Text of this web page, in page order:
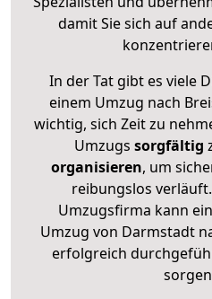
damit Sie sich auf
In der Tat gibt es viele
einem Umzug nach
wichtig, sich Zeit zu
Umzugs sorgfältig
organisieren, um
reibungslos
Umzugsfirma kann
Umzug von Darmstadt
erfolgreich